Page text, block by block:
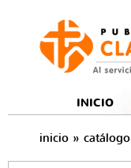
INICIO
inicio » catálogo